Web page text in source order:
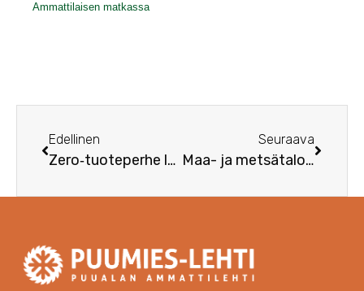
Ammattilaisen matkassa
Edellinen
Zero‑tuoteperhe laajenee
Seuraava
Maa- ja metsätalousministeriö on avannut puurakentamisalan tutkimus- ja kehittämishaun